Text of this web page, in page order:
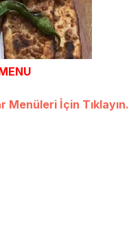
Menüleri İçin Tıklayın.